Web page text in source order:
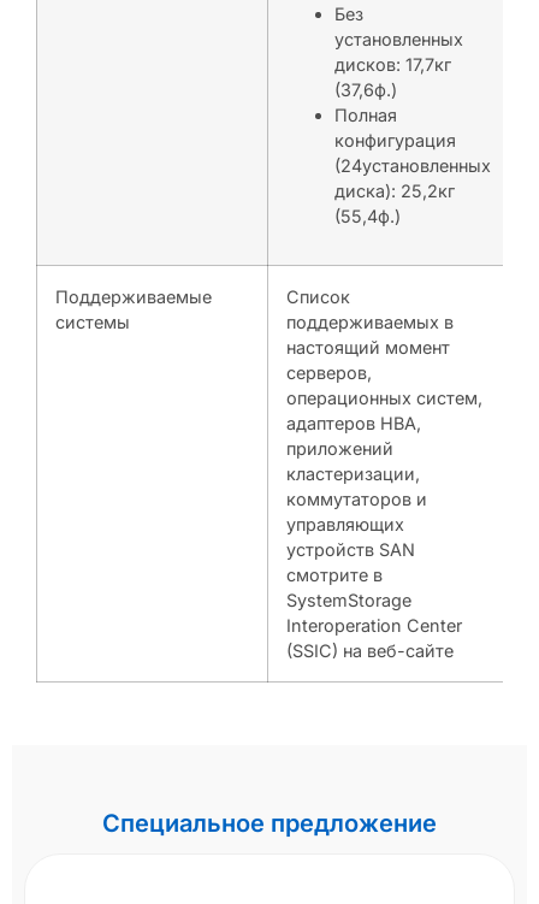
Без
установленных
дисков: 17,7кг
(37,6ф.)
Полная
конфигурация
(24установленных
диска): 25,2кг
(55,4ф.)
Поддерживаемые
системы
Список
поддерживаемых в
настоящий момент
серверов,
операционных систем,
адаптеров HBA,
приложений
кластеризации,
коммутаторов и
управляющих
устройств SAN
смотрите в
SystemStorage
Interoperation Center
(SSIC) на веб-сайте
Специальное предложение